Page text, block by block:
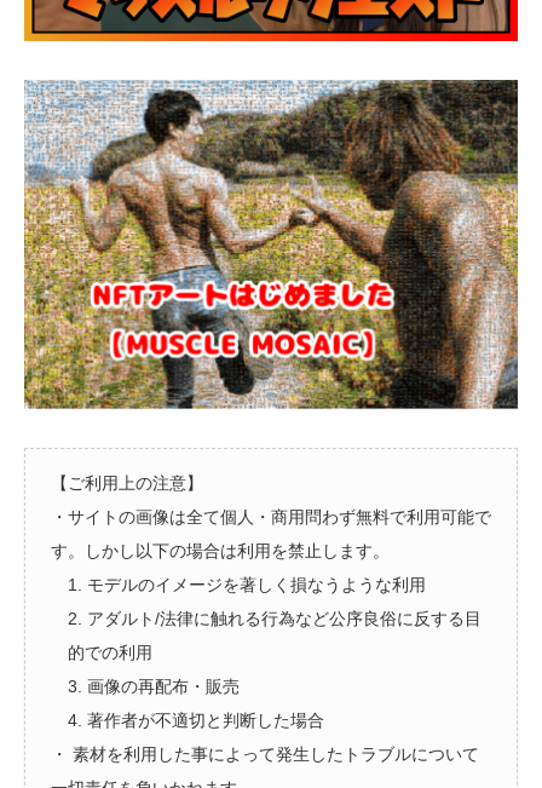
【ご利用上の注意】
・サイトの画像は全て個人・商用問わず無料で利用可能で
す。しかし以下の場合は利用を禁止します。
1. モデルのイメージを著しく損なうような利用
2. アダルト/法律に触れる行為など公序良俗に反する目
的での利用
3. 画像の再配布・販売
4. 著作者が不適切と判断した場合
・ 素材を利用した事によって発生したトラブルについて